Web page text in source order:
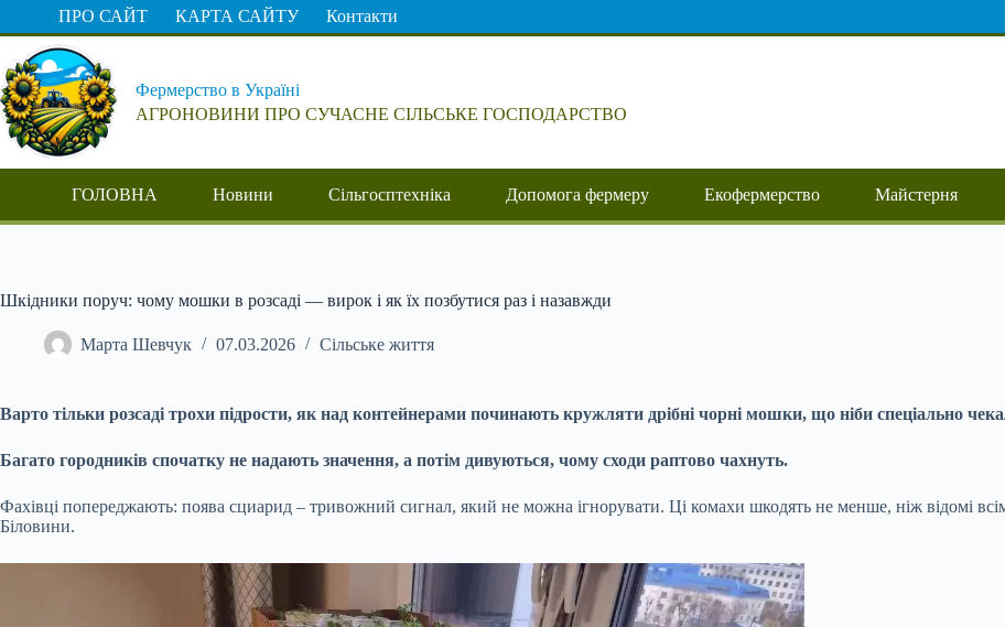
Перейти
вмісту
ПРО САЙТ КАРТА САЙТУ Контакти
Фермерство в Україні
АГРОНОВИНИ ПРО СУЧАСНЕ СІЛЬСЬКЕ ГОСПОДАРСТВО
ГОЛОВНА Новини Сільгосптехніка Допомога фермеру Екофермерство Майстерня
Шкідники поруч: чому мошки в розсаді — вирок і як їх позбутися раз і назавжди
Марта Шевчук 07.03.2026 Сільське життя
Варто тільки розсаді трохи підрости, як над контейнерами починають кружляти дрібні чорні мошки, що ніби спеціально
Багато городників спочатку не надають значення, а потім дивуються, чому сходи раптово чахнуть.
Фахівці попереджають: поява сциарид – тривожний сигнал, який не можна ігнорувати. Ці комахи шкодять не менше, ніж відомі
Біловини.